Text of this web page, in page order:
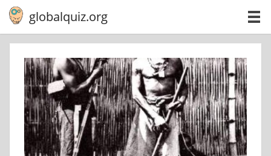
globalquiz.org